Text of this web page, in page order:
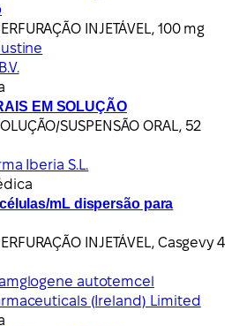
INJETÁVEL, 100 mg
EM SOLUÇÃO
SUSPENSÃO ORAL, 52
Iberia S.L.
mL dispersão para
INJETÁVEL, Casgevy 4
autotemcel
(Ireland) Limited